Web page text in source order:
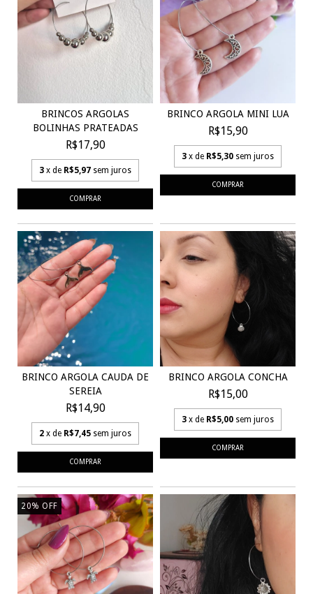
BRINCOS ARGOLAS
BOLINHAS PRATEADAS
R$17,90
3 x de R$5,97 sem juros
BRINCO ARGOLA MINI LUA
R$15,90
3 x de R$5,30 sem juros
BRINCO ARGOLA CAUDA DE
SEREIA
R$14,90
2 x de R$7,45 sem juros
BRINCO ARGOLA CONCHA
R$15,00
3 x de R$5,00 sem juros
20% OFF